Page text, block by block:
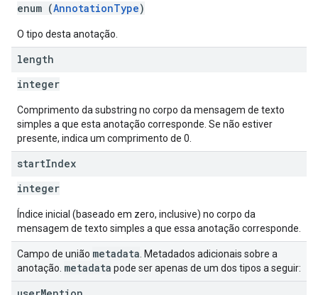
enum (AnnotationType)
O tipo desta anotação.
length
integer
Comprimento da substring no corpo da mensagem de texto
simples a que esta anotação corresponde. Se não estiver
presente, indica um comprimento de 0.
startIndex
integer
Índice inicial (baseado em zero, inclusive) no corpo da
mensagem de texto simples a que essa anotação corresponde.
Campo de união metadata . Metadados adicionais sobre a
anotação. metadata pode ser apenas de um dos tipos a seguir: